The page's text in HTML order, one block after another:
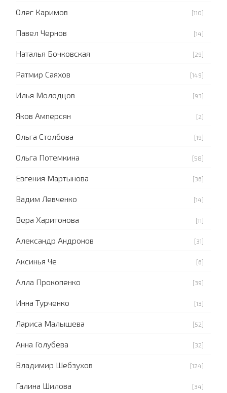
Олег Каримов [110]
Павел Чернов [14]
Наталья Бочковская [29]
Ратмир Саяхов [149]
Илья Молодцов [93]
Яков Амперсян [2]
Ольга Столбова [19]
Ольга Потемкина [58]
Евгения Мартынова [36]
Вадим Левченко [14]
Вера Харитонова [11]
Александр Андронов [31]
Аксинья Че [6]
Алла Прокопенко [39]
Инна Турченко [13]
Лариса Малышева [52]
Анна Голубева [32]
Владимир Шебзухов [124]
Галина Шилова [34]